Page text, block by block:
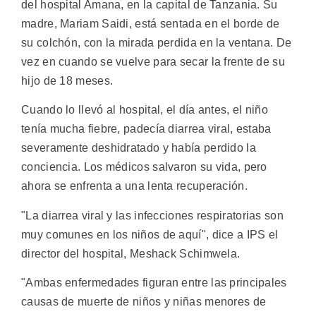
del hospital Amana, en la capital de Tanzania. Su
madre, Mariam Saidi, está sentada en el borde de
su colchón, con la mirada perdida en la ventana. De
vez en cuando se vuelve para secar la frente de su
hijo de 18 meses.
Cuando lo llevó al hospital, el día antes, el niño
tenía mucha fiebre, padecía diarrea viral, estaba
severamente deshidratado y había perdido la
conciencia. Los médicos salvaron su vida, pero
ahora se enfrenta a una lenta recuperación.
"La diarrea viral y las infecciones respiratorias son
muy comunes en los niños de aquí", dice a IPS el
director del hospital, Meshack Schimwela.
"Ambas enfermedades figuran entre las principales
causas de muerte de niños y niñas menores de